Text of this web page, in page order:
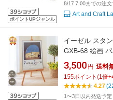
ポイントUPジャンル
8/17 7:00までの注
Art and Craft
イーゼル スタ
GXB-68 絵画
ィング メニュ
サン 店舗用 お
まとめ買い か
3,500 円 送料
155ポイント (1倍+
4.27
1〜3日以内発送予定